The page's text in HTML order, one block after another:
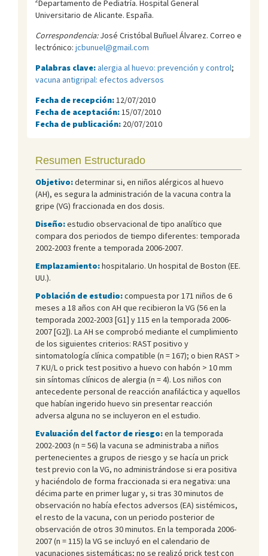
Departamento de Pediatría. Hospital General
Universitario de Alicante. España.
Correspondencia:José Cristóbal Buñuel Álvarez. Correo e
lectrónico: jcbunuel@gmail.com
Palabras clave:alergia al huevo: prevención y control;
vacuna antigripal: efectos adversos
Fecha de recepción: 12/07/2010
Fecha de aceptación: 15/07/2010
Fecha de publicación: 20/07/2010
Resumen Estructurado
Objetivo:determinar si, en niños alérgicos al huevo
(AH), es segura la administración de la vacuna contra la
gripe (VG) fraccionada en dos dosis.
Diseño:estudio observacional de tipo analítico que
compara dos periodos de tiempo diferentes: temporada
2002-2003 frente a temporada 2006-2007.
Emplazamiento:hospitalario. Un hospital de Boston (EE.
UU.).
Población de estudio:compuesta por 171 niños de 6
meses a 18 años con AH que recibieron la VG (56 en la
temporada 2002-2003 [G1] y 115 en la temporada 2006-
2007 [G2]). La AH se comprobó mediante el cumplimiento
de los siguientes criterios: RAST positivo y
sintomatología clínica compatible (n = 167); o bien RAST >
7 KU/L o prick test positivo a huevo con habón > 10 mm
sin síntomas clínicos de alergia (n = 4). Los niños con
antecedente personal de reacción anafiláctica y aquellos
que habían ingerido huevo sin presentar reacción
adversa alguna no se incluyeron en el estudio.
Evaluación del factor de riesgo:en la temporada
2002-2003 (n = 56) la vacuna se administraba a niños
pertenecientes a grupos de riesgo y se hacía un prick
test previo con la VG, no administrándose si era positiva
y haciéndolo de forma fraccionada si era negativa: una
décima parte en primer lugar y, si tras 30 minutos de
observación no había efectos adversos (EA) sistémicos,
el resto de la vacuna, con un periodo posterior de
observación de otros 30 minutos. En la temporada 2006-
2007 (n = 115) la VG se incluyó en el calendario de
vacunaciones sistemáticas; no se realizó prick test con